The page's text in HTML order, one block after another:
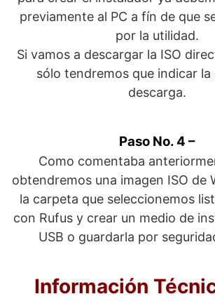
previamente al PC a fín de que
por la utilidad.
Si vamos a descargar la ISO
sólo tendremos que indicar la
descarga.
Paso No. 4 –
Como comentaba
obtendremos una imagen ISO de
la carpeta que seleccionemos
con Rufus y crear un medio de
USB o guardarla por
Información